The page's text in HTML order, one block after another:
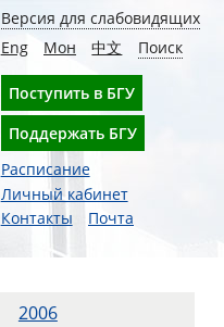
Версия для слабовидящих
Eng
Мон 中文 Поиск
Поступить в БГУ
Поддержать БГУ
Расписание
Личный кабинет
Контакты
Почта
2006